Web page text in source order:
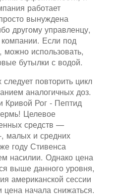
работает
вынуждена
другому управленцу,
Если под
можно использовать,
бутылки с водой.
повторить цикл
аналогичных доз.
Кривой Рог - Пептид
Целевое
средств —
, малых и средних
году Стивенса
насилии. Однако цена
выше данного уровня,
американской сессии
цена начала снижаться.